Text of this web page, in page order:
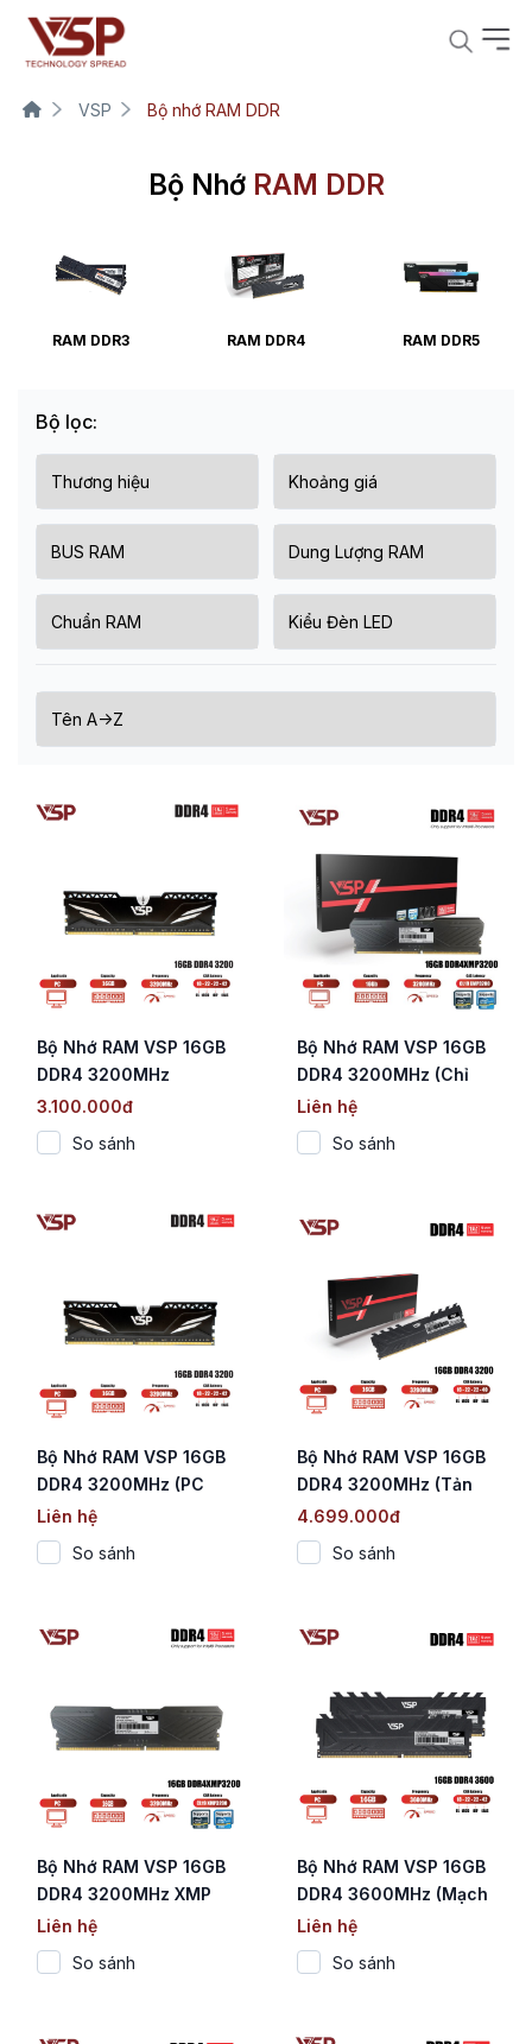
VSP Bộ nhớ RAM DDR
Bộ NhớRAM DDR
RAM DDR3 RAM DDR4 RAM DDR5
Bộ lọc:
Bộ Nhớ RAM VSP 16GB
DDR4 3200MHz
3.100.000đ
So sánh
Bộ Nhớ RAM VSP 16GB
DDR4 3200MHz (Chỉ
Hỗ Trợ CPU Intel /
Mạch Đen / CL19)
Liên hệ
So sánh
Bộ Nhớ RAM VSP 16GB
DDR4 3200MHz (PC
Desktop / Tản Nhiệt
Nhôm Đen)
Liên hệ
So sánh
Bộ Nhớ RAM VSP 16GB
DDR4 3200MHz (Tản
Nhiệt Đen / CL16 / 1.2V)
4.699.000đ
So sánh
Bộ Nhớ RAM VSP 16GB
DDR4 3200MHz XMP
Tản Nhiệt Đen (Chỉ Hỗ
Trợ CPU Intel)
Liên hệ
So sánh
Bộ Nhớ RAM VSP 16GB
DDR4 3600MHz (Mạch
Đen / CL18 / 1.35V)
Liên hệ
So sánh